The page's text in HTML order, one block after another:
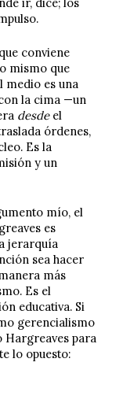
conviene
mismo que
medio es una
la cima —un
desde el
órdenes,
Es la
y un
mío, el
es
jerarquía
sea hacer
más
Es el
educativa. Si
gerencialismo
Hargreaves para
lo opuesto: